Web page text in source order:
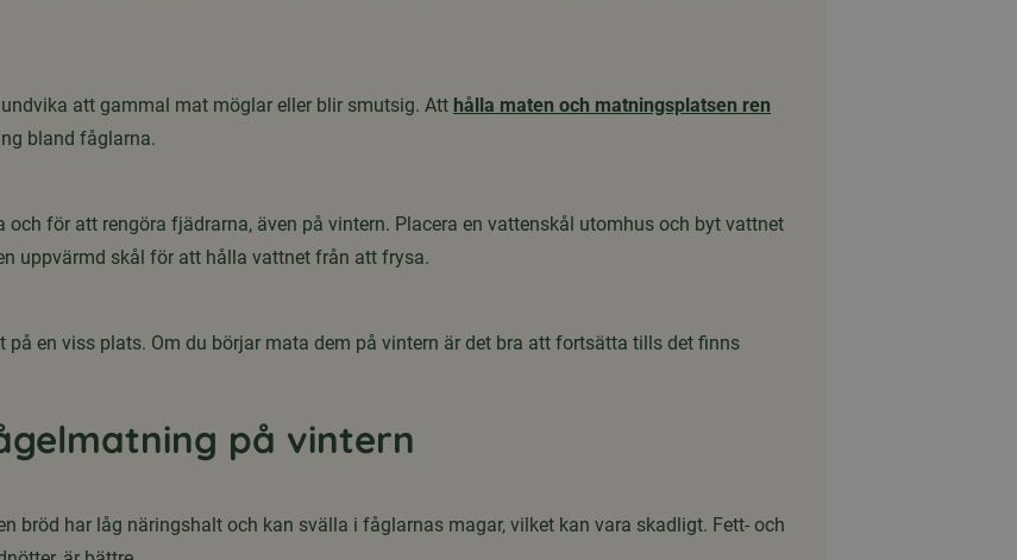
att gammal mat möglar eller blir smutsig. Att hålla maten och matningsplatsen ren
bland fåglarna.
och för att rengöra fjädrarna, även på vintern. Placera en vattenskål utomhus och byt vattnet
uppvärmd skål för att hålla vattnet från att frysa.
en viss plats. Om du börjar mata dem på vintern är det bra att fortsätta tills det finns
på vintern
bröd har låg näringshalt och kan svälla i fåglarnas magar, vilket kan vara skadligt. Fett- och